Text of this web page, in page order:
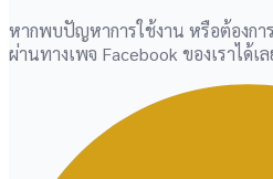
หากพบปัญหาการใช้งาน หรือต้องกา
ผ่านทางเพจ Facebook ของเราได้เล